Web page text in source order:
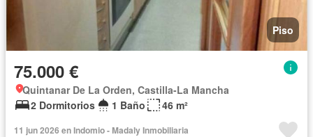
Piso
75.000 €
Quintanar De La Orden, Castilla-La Mancha
2 Dormitorios
1 Baño 46 m²
11 jun 2026 en Indomio - Madaly Inmobiliaria